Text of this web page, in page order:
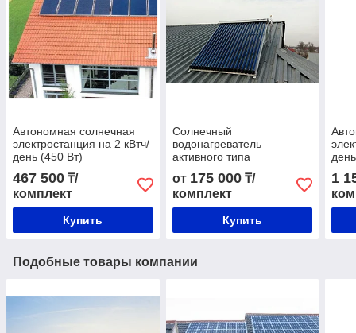
Автономная солнечная
электростанция на 2 кВтч/
день (450 Вт)
467 500 ₸/
комплект
Купить
Солнечный
водонагреватель
активного типа
от 175 000₸/
комплект
Купить
1
Подобные товары компании